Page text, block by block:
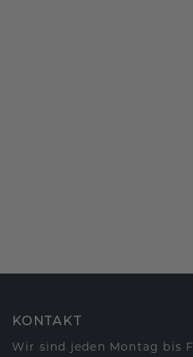
KONTAKT
Wir sind jeden Montag bis